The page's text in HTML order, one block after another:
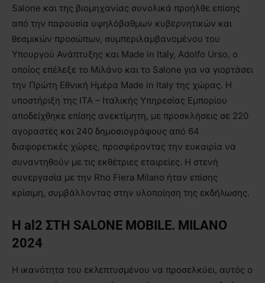
Salone και της βιομηχανίας συνολικά προήλθε επίσης
από την παρουσία υψηλόβαθμων κυβερνητικών και
θεσμικών προσώπων, συμπεριλαμβανομένου του
Υπουργού Ανάπτυξης και Made in Italy, Adolfo Urso, ο
οποίος επέλεξε το Μιλάνο και το Salone για να γιορτάσει
την Πρώτη Εθνική Ημέρα Made in Italy της χώρας. Η
υποστήριξη της ITA – Ιταλικής Υπηρεσίας Εμπορίου
αποδείχθηκε επίσης ανεκτίμητη, με προσκλήσεις σε 220
αγοραστές και 240 δημοσιογράφους από 64
διαφορετικές χώρες, προσφέροντας την ευκαιρία να
συναντηθούν με τις εκθέτριες εταιρείες. Η στενή
συνεργασία με την Rho Fiera Milano ήταν επίσης
κρίσιμη, συμβάλλοντας στην υλοποίηση της εκδήλωσης.
H al2 ΣΤΗ SALONE MOBILE. MILANO
2024
Η ικανότητα του εκλεπτυσμένου να προσελκύει, αυτός ο